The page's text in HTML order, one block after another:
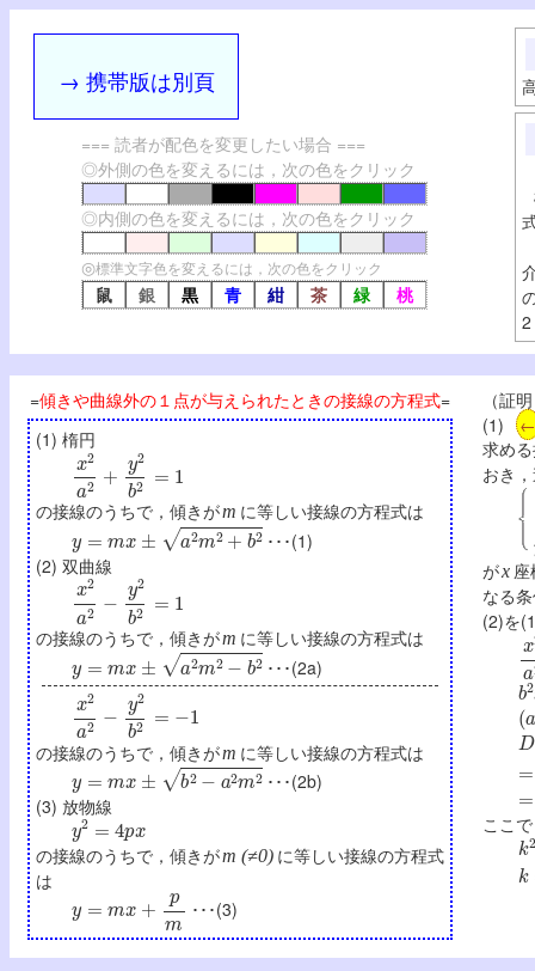
→ 携帯版は別頁
=== 読者が配色を変更したい場合 ===
◎外側の色を変えるには，次の色をクリック
◎内側の色を変えるには，次の色をクリック
◎標準文字色を変えるには，次の色をクリック
鼠 銀 黒 青 紺 茶 緑 桃
2
=傾きや曲線外の１点が与えられたときの接線の方程式=
(1) 楕円
x2a y2
の接線のうちで，傾きがm に等しい接線の方程式は
y=m x ±a 2 m 2+b2
･･･(1)
(2) 双曲線
x2a y2
の接線のうちで，傾きがm に等しい接線の方程式は
y=m x ±a 2 m 2−b2 ･･･(2a)
x2a y2
の接線のうちで，傾きがm に等しい接線の方程式は
y=m x ±b 2 − a2m2
･･･(2b)
(3) 放物線
y2=4
の接線のうちで，傾きがm (≠0) に等しい接線の方程式
は
･･･(3)
（証
(1)
←
求め
おき
がx
なる
(2)を
x
b
(a
D′
=
=
ここで
k
k